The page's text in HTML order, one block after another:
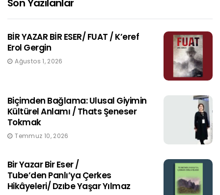
BİR YAZAR BİR ESER/ FUAT / K’eref
Erol Gergin
Ağustos 1, 2026
Biçimden Bağlama: Ulusal Giyimin
Kültürel Anlamı / Thats Şeneser
Tokmak
Temmuz 10, 2026
Bir Yazar Bir Eser /
Tube’den Panlı’ya Çerkes
Hikâyeleri/ Dzıbe Yaşar Yılmaz